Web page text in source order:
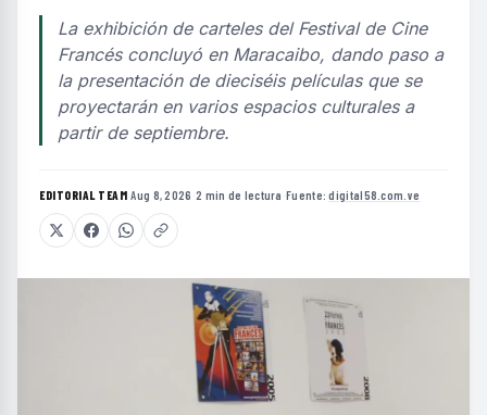
La exhibición de carteles del Festival de Cine
Francés concluyó en Maracaibo, dando paso a
la presentación de dieciséis películas que se
proyectarán en varios espacios culturales a
partir de septiembre.
EDITORIAL TEAM·Aug 8, 2026 ·2 min de lectura ·Fuente:digital58.com.ve